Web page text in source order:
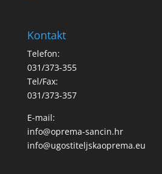
Kontakt
Telefon:
031/373-355
Tel/Fax:
031/373-357
E-mail:
info@oprema-sancin.hr
info@ugostiteljskaoprema.eu